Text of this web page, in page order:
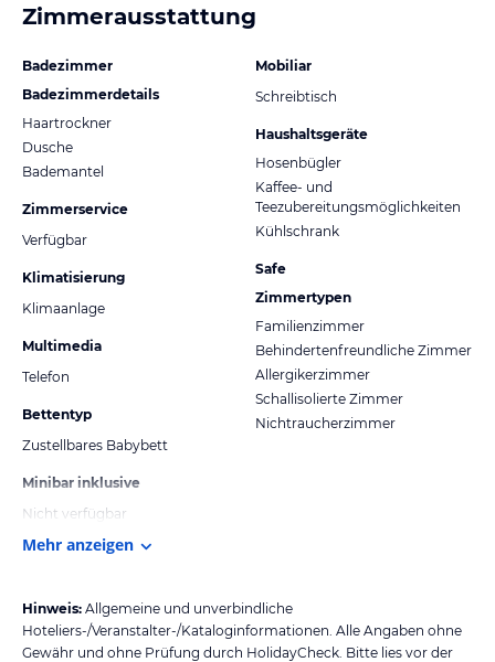
Zimmerausstattung
Badezimmer
Badezimmerdetails
Haartrockner
Dusche
Bademantel
Zimmerservice
Verfügbar
Klimatisierung
Klimaanlage
Multimedia
Telefon
Bettentyp
Zustellbares Babybett
Minibar inklusive
Nicht verfügbar
Mobiliar
Schreibtisch
Haushaltsgeräte
Hosenbügler
Kaffee- und
Teezubereitungsmöglichkeiten
Kühlschrank
Safe
Zimmertypen
Familienzimmer
Behindertenfreundliche Zimmer
Allergikerzimmer
Schallisolierte Zimmer
Nichtraucherzimmer
Mehr anzeigen
Hinweis: Allgemeine und unverbindliche
Hoteliers-/Veranstalter-/Kataloginformationen. Alle Angaben ohne
Gewähr und ohne Prüfung durch HolidayCheck. Bitte lies vor der